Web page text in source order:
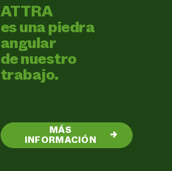
ATTRA
es una piedra
angular
de nuestro
trabajo.
MÁS
INFORMACIÓN →